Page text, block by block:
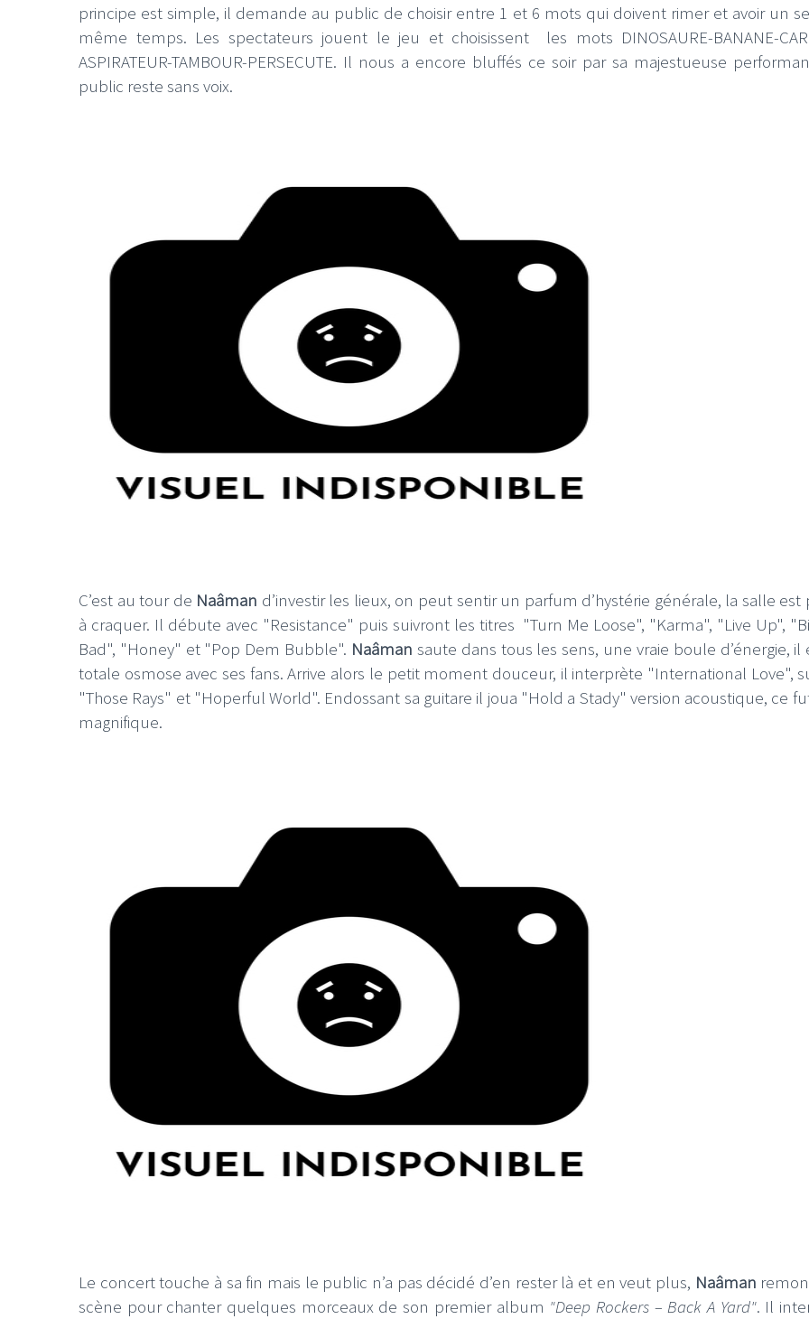
principe est simple, il demande au public de choisir entre 1 et 6 mots qui doivent rimer et avoir un
même temps. Les spectateurs jouent le jeu et choisissent les mots DINOSAURE-BANANE-
ASPIRATEUR-TAMBOUR-PERSECUTE. Il nous a encore bluffés ce soir par sa majestueuse
public reste sans voix.
C’est au tour de Naâman d’investir les lieux, on peut sentir un parfum d’hystérie générale, la salle est
à craquer. Il débute avec "Resistance" puis suivront les titres "Turn Me Loose", "Karma", "Live Up",
Bad", "Honey" et "Pop Dem Bubble". Naâman saute dans tous les sens, une vraie boule d’énergie, il
totale osmose avec ses fans. Arrive alors le petit moment douceur, il interprète "International Love",
"Those Rays" et "Hoperful World". Endossant sa guitare il joua "Hold a Stady" version acoustique, ce
magnifique.
Le concert touche à sa fin mais le public n’a pas décidé d’en rester là et en veut plus, Naâman
scène pour chanter quelques morceaux de son premier album "Deep Rockers – Back A Yard". Il